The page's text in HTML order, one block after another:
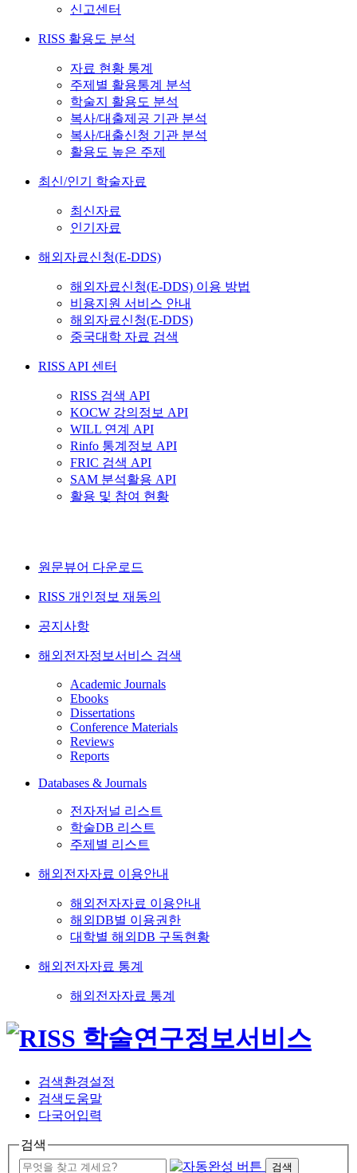
신고센터
RISS 활용도 분석
자료 현황 통계
주제별 활용통계 분석
학술지 활용도 분석
복사/대출제공 기관 분석
복사/대출신청 기관 분석
활용도 높은 주제
최신/인기 학술자료
최신자료
인기자료
해외자료신청(E-DDS)
해외자료신청(E-DDS) 이용 방법
비용지원 서비스 안내
해외자료신청(E-DDS)
중국대학 자료 검색
RISS API 센터
RISS 검색 API
KOCW 강의정보 API
WILL 연계 API
Rinfo 통계정보 API
FRIC 검색 API
SAM 분석활용 API
활용 및 참여 현황
원문뷰어 다운로드
RISS 개인정보 재동의
공지사항
해외전자정보서비스 검색
Academic Journals
Ebooks
Dissertations
Conference Materials
Reviews
Reports
Databases & Journals
전자저널 리스트
학술DB 리스트
주제별 리스트
해외전자자료 이용안내
해외전자자료 이용안내
해외DB별 이용권한
대학별 해외DB 구독현황
해외전자자료 통계
해외전자자료 통계
검색환경설정
검색도움말
다국어입력
검색
검색